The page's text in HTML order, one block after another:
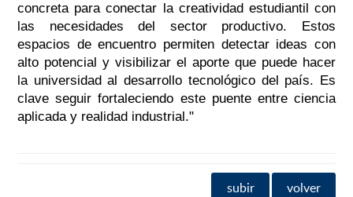
concreta para conectar la creatividad estudiantil con
las necesidades del sector productivo. Estos
espacios de encuentro permiten detectar ideas con
alto potencial y visibilizar el aporte que puede hacer
la universidad al desarrollo tecnológico del país. Es
clave seguir fortaleciendo este puente entre ciencia
aplicada y realidad industrial."
subir volver